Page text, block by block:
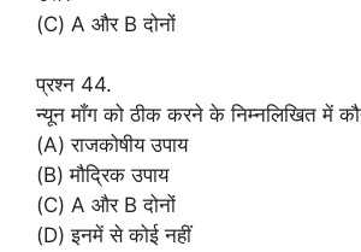
(C) A और B दोनों
प्रश्न 44.
न्यून माँग को ठीक करने के निम्नलिखित में
(A) राजकोषीय उपाय
(B) मौद्रिक उपाय
(C) A और B दोनों
(D) इनमें से कोई नहीं